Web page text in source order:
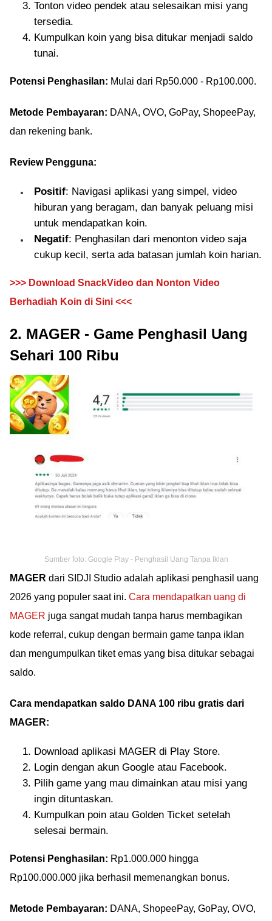
Tonton video pendek atau selesaikan misi yang
tersedia.
Kumpulkan koin yang bisa ditukar menjadi saldo
tunai.
Potensi Penghasilan: Mulai dari Rp50.000 - Rp100.000.
Metode Pembayaran: DANA, OVO, GoPay, ShopeePay,
dan rekening bank.
Review Pengguna:
Positif: Navigasi aplikasi yang simpel, video
hiburan yang beragam, dan banyak peluang misi
untuk mendapatkan koin.
Negatif: Penghasilan dari menonton video saja
cukup kecil, serta ada batasan jumlah koin harian.
>>> Download SnackVideo dan Nonton Video
Berhadiah Koin di Sini <<<
2. MAGER - Game Penghasil Uang
Sehari 100 Ribu
Sumber foto: Google Play - Penghasil Uang Tanpa Iklan
MAGER dari SIDJI Studio adalah aplikasi penghasil uang
2026 yang populer saat ini. Cara mendapatkan uang di
MAGER juga sangat mudah tanpa harus membagikan
kode referral, cukup dengan bermain game tanpa iklan
dan mengumpulkan tiket emas yang bisa ditukar sebagai
saldo.
Cara mendapatkan saldo DANA 100 ribu gratis dari
MAGER:
Download aplikasi MAGER di Play Store.
Login dengan akun Google atau Facebook.
Pilih game yang mau dimainkan atau misi yang
ingin dituntaskan.
Kumpulkan poin atau Golden Ticket setelah
selesai bermain.
Potensi Penghasilan: Rp1.000.000 hingga
Rp100.000.000 jika berhasil memenangkan bonus.
Metode Pembayaran: DANA, ShopeePay, GoPay, OVO,